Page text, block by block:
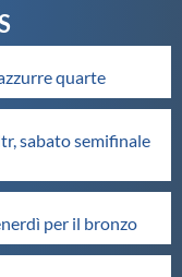
quarte
sabato semifinale
per il bronzo